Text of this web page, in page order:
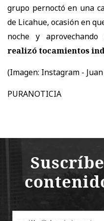
grupo pernoctó en una
de Licahue, ocasión en
noche y
realizó tocamientos
(Imagen: Instagram -
PURANOTICIA